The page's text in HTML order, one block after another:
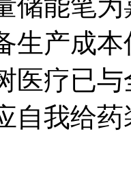
生产成
医疗已
自我给药